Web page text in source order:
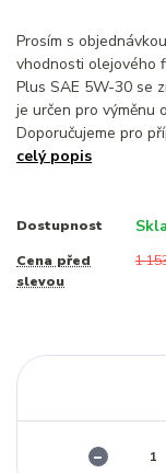
Prosím s
vhodnosti olejového
Plus SAE 5W-30 se
je určen pro výměnu
Doporučujeme pro
celý popis
Dostupnost
Cena před
slevou
1